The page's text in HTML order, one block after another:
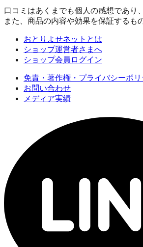
口コミはあくまでも個人の感想であり
また、商品の内容や効果を保証するも
おとりよせネットとは
ショップ運営者さまへ
ショップ会員ログイン
免責・著作権・プライバシーポリ
お問い合わせ
メディア実績